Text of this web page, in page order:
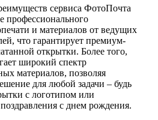
сервиса ФотоПочта
профессионального
и материалов от ведущих
что гарантирует премиум-
открытки. Более того,
широкий спектр
материалов, позволяя
для любой задачи – будь
с логотипом или
с днем рождения.